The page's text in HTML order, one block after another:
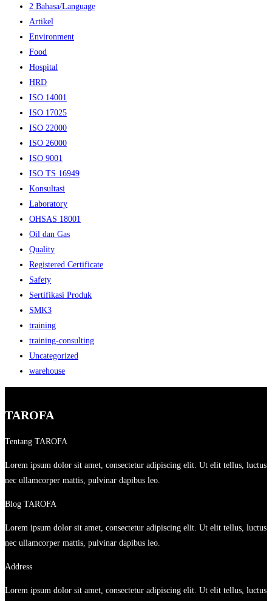
2 Bahasa/Language
Artikel
Environment
Food
Hospital
HRD
ISO 14001
ISO 17025
ISO 22000
ISO 26000
ISO 9001
ISO TS 16949
Konsultasi
Laboratory
OHSAS 18001
Oil dan Gas
Quality
Registered Certificate
Safety
Sertifikasi Produk
SMK3
training
training-consulting
Uncategorized
warehouse
TAROFA
Tentang TAROFA
Lorem ipsum dolor sit amet, consectetur adipiscing elit. Ut elit tellus, luctus
nec ullamcorper mattis, pulvinar dapibus leo.
Blog TAROFA
Lorem ipsum dolor sit amet, consectetur adipiscing elit. Ut elit tellus, luctus
nec ullamcorper mattis, pulvinar dapibus leo.
Address
Lorem ipsum dolor sit amet, consectetur adipiscing elit. Ut elit tellus, luctus